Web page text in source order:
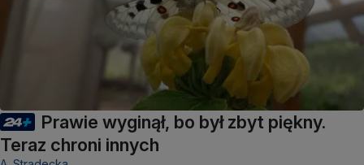
Prawie wyginął, bo był zbyt piękny.
Teraz chroni innych